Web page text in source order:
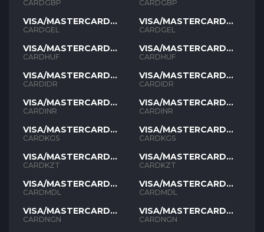
GBP
CARDGBP
VISA/MASTERCARD
GEL
CARDGEL
VISA/MASTERCARD
HUF
CARDHUF
VISA/MASTERCARD
IDR
CARDIDR
VISA/MASTERCARD
INR
CARDINR
VISA/MASTERCARD
KGS
CARDKGS
VISA/MASTERCARD
KZT
CARDKZT
VISA/MASTERCARD
MDL
CARDMDL
VISA/MASTERCARD
NGN
CARDNGN
GBP
CARDGBP
VISA/MASTERCARD
GEL
CARDGEL
VISA/MASTERCARD
HUF
CARDHUF
VISA/MASTERCARD
IDR
CARDIDR
VISA/MASTERCARD
INR
CARDINR
VISA/MASTERCARD
KGS
CARDKGS
VISA/MASTERCARD
KZT
CARDKZT
VISA/MASTERCARD
MDL
CARDMDL
VISA/MASTERCARD
NGN
CARDNGN